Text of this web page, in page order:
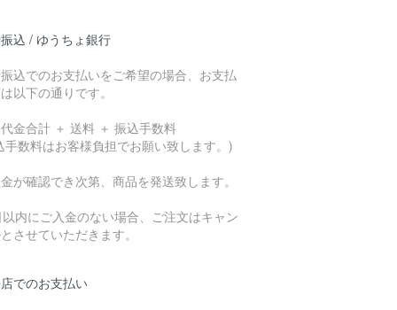
込 / ゆうちょ銀行
込でのお支払いをご希望の場合、お支払
以下の通りです。
金合計 ＋ 送料 ＋ 振込手数料
手数料はお客様負担でお願い致します。)
が確認でき次第、商品を発送致します。
内にご入金のない場合、ご注文はキャン
させていただきます。
でのお支払い